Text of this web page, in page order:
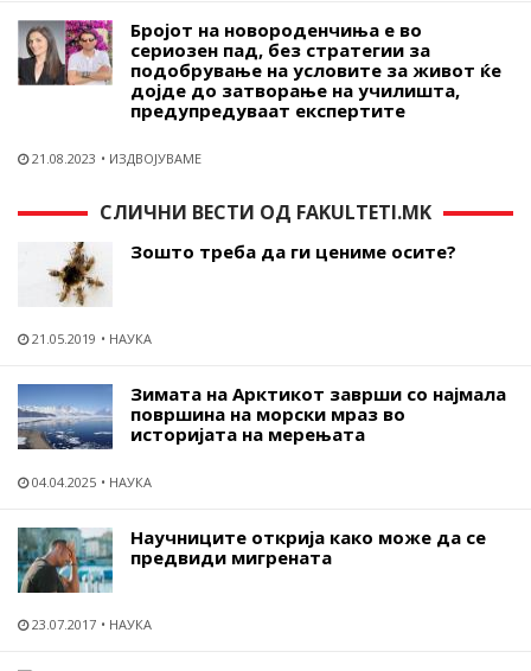
Бројот на новороденчиња е во
сериозен пад, без стратегии за
подобрување на условите за живот ќе
дојде до затворање на училишта,
предупредуваат експертите
21.08.2023 ИЗДВОЈУВАМЕ
СЛИЧНИ ВЕСТИ ОД FAKULTETI.MK
Зошто треба да ги цениме осите?
21.05.2019 НАУКА
Зимата на Арктикот заврши со најмала
површина на морски мраз во
историјата на мерењата
04.04.2025 НАУКА
Научниците открија како може да се
предвиди мигрената
23.07.2017 НАУКА